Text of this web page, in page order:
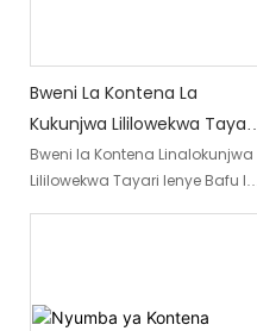
Bweni La Kontena La
Kukunjwa Lililowekwa Tayari
Lenye Bafu Ya Chumba
Cha Kulala
Bweni la Kontena Linalokunjwa
Lililowekwa Tayari lenye Bafu la
mbali, na mahitaji mengine ya